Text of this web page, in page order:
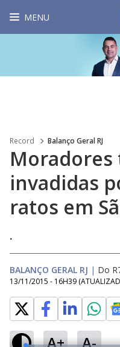
MENU
Record Balanço Geral RJ
Moradores
invadidas
ratos em
.
BALANÇO GERAL RJ | Do
13/11/2015 - 16H39
A+ A-